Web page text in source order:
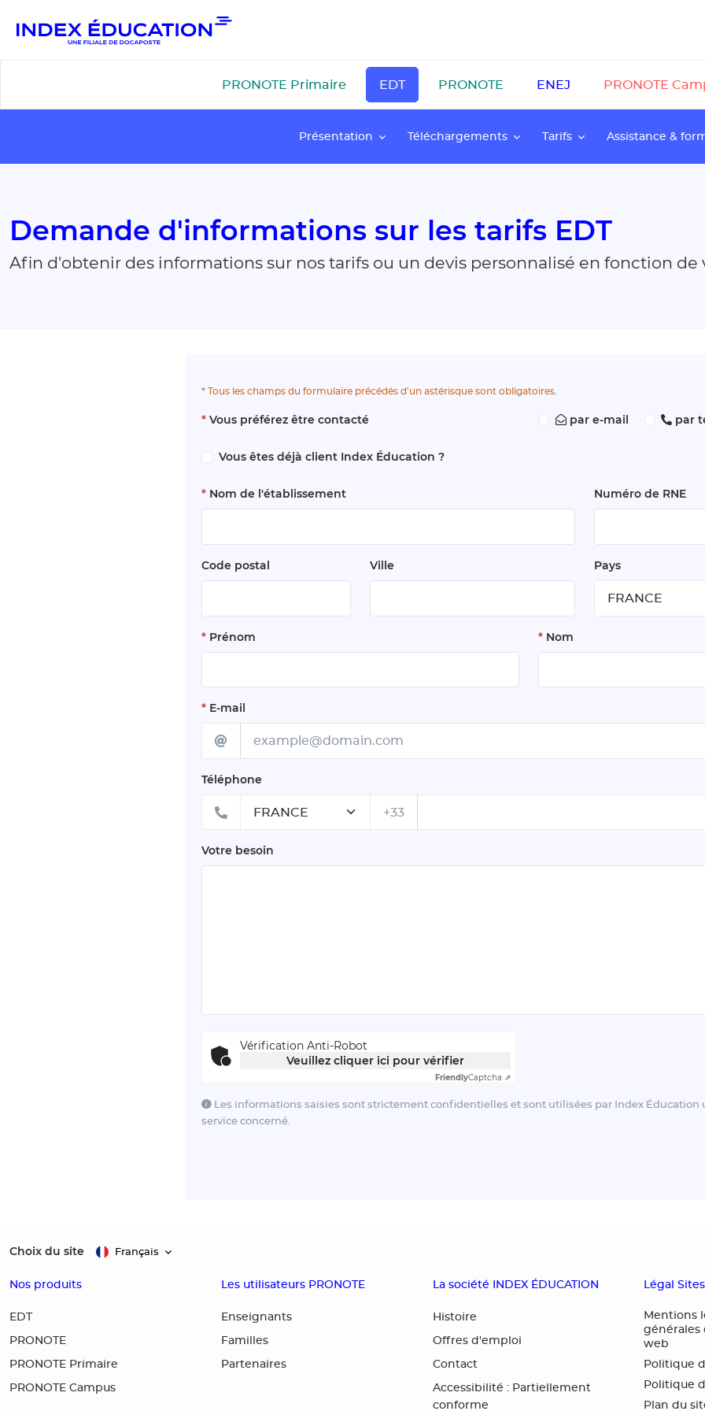
PRONOTE Primaire EDT PRONOTE ENEJ PRONOTE
Présentation Téléchargements Tarifs Assistance &
Demande d'informations sur les tarifs EDT
Afin d'obtenir des informations sur nos tarifs ou un devis personnalisé en fonction
* Tous les champs du formulaire précédés d'un astérisque sont obligatoires.
* Vous préférez être contacté par e-mail par
Vous êtes déjà client Index Éducation ?
* Nom de l'établissement Numéro de RNE
Code postal Ville Pays
* Prénom * Nom
* E-mail
Téléphone
+33
Votre besoin
Vérification Anti-Robot
Veuillez cliquer ici pour vérifier
FriendlyCaptcha ⇗
Les informations saisies sont strictement confidentielles et sont utilisées par Index Éducation
service concerné.
Choix du site Français
Nos produits
EDT
PRONOTE
PRONOTE Primaire
PRONOTE Campus
Les utilisateurs PRONOTE
Enseignants
Familles
Partenaires
La société INDEX ÉDUCATION
Histoire
Offres d'emploi
Contact
Accessibilité : Partiellement
conforme
Légal
Mentions
générales
web
Politique
Politique
Plan du